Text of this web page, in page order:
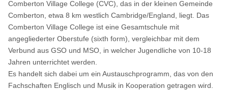
Comberton Village College (CVC), das in der kleinen Gemeinde
Comberton, etwa 8 km westlich Cambridge/England, liegt. Das
Comberton Village College ist eine Gesamtschule mit
angegliederter Oberstufe (sixth form), vergleichbar mit dem
Verbund aus GSO und MSO, in welcher Jugendliche von 10-18
Jahren unterrichtet werden.
Es handelt sich dabei um ein Austauschprogramm, das von den
Fachschaften Englisch und Musik in Kooperation getragen wird.